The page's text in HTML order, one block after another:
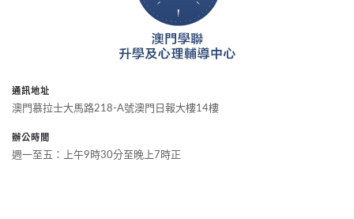
通訊地址
澳門慕拉士大馬路218-A號澳門日報大樓14樓
辦公時間
週一至五：上午9時30分至晚上7時正